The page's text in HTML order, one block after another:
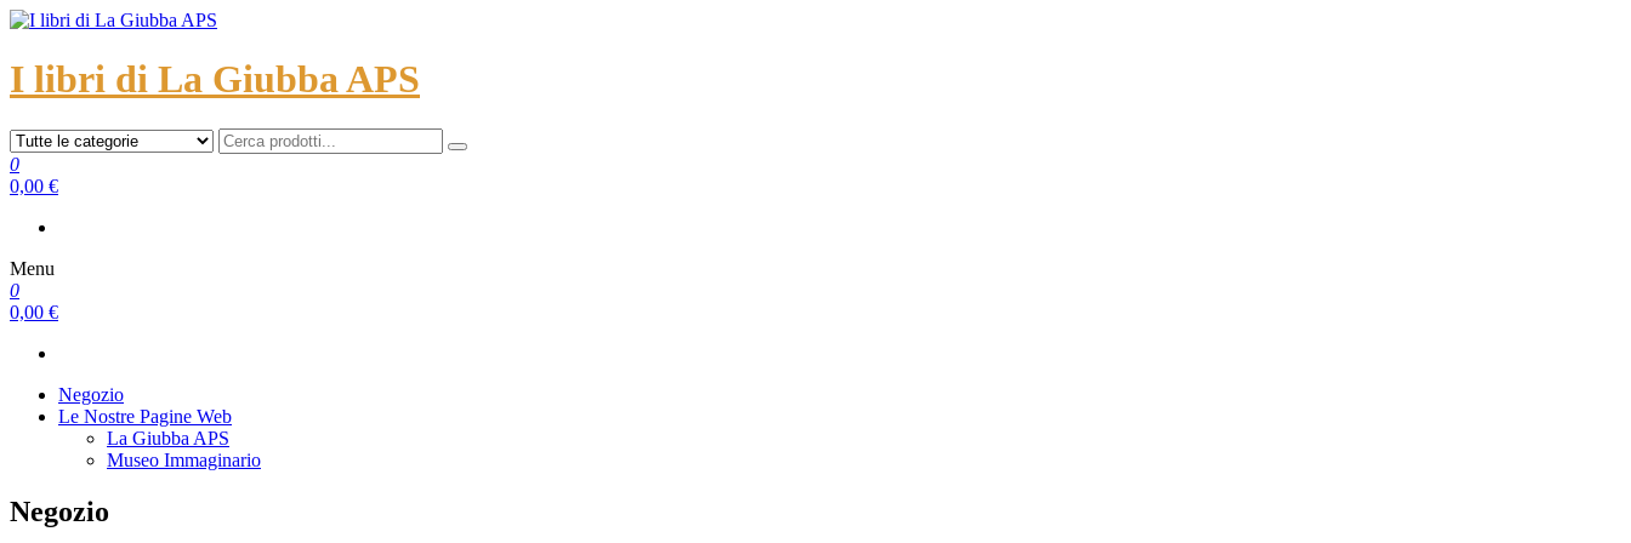
I libri di La Giubba APS
0
0,00 €
Menu
0
0,00 €
Negozio
Le Nostre Pagine Web
La Giubba APS
Museo Immaginario
Negozio